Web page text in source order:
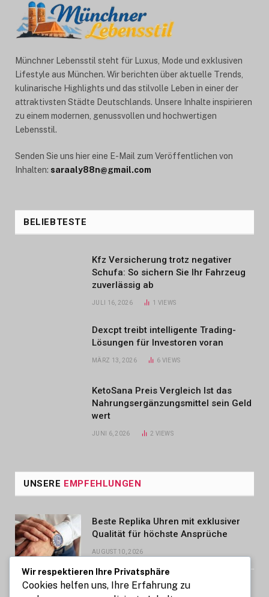
Münchner Lebensstil steht für Luxus, Mode und exklusiven
Lifestyle aus München. Wir berichten über aktuelle Trends,
kulinarische Highlights und das stilvolle Leben in einer der
attraktivsten Städte Deutschlands. Unsere Inhalte inspirieren
zu einem modernen, genussvollen und hochwertigen
Lebensstil.
Senden Sie uns hier eine E-Mail zum Veröffentlichen von
Inhalten: saraaly88n@gmail.com
BELIEBTESTE
Kfz Versicherung trotz negativer
Schufa: So sichern Sie Ihr Fahrzeug
zuverlässig ab
JULI 16, 2026 1 VIEWS
Dexcpt treibt intelligente Trading-
Lösungen für Investoren voran
MÄRZ 13, 2026 6 VIEWS
KetoSana Preis Vergleich Ist das
Nahrungsergänzungsmittel sein Geld
wert
JUNI 6, 2026 2 VIEWS
UNSERE EMPFEHLUNGEN
Beste Replika Uhren mit exklusiver
Qualität für höchste Ansprüche
AUGUST 10, 2026
Coaching bei Perfektionismus und
Wir respektieren Ihre Privatsphäre
Cookies helfen uns, Ihre Erfahrung zu